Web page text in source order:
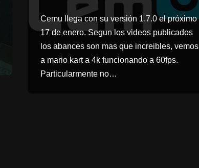
Cemu llega con su versión 1.7.0 el próximo
17 de enero. Segun los videos publicados
los abances son mas que increibles, vemos
a mario kart a 4k funcionando a 60fps.
Particularmente no…